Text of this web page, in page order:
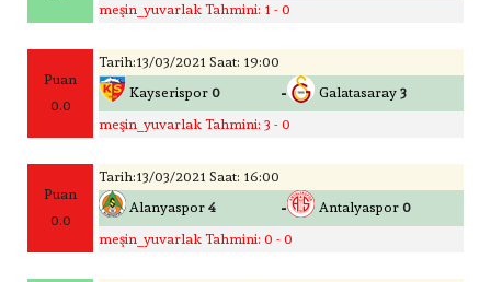
meşin_yuvarlak Tahmini: 1 - 0
Puan
0.0
Tarih:13/03/2021 Saat: 19:00
Kayserispor 0 - Galatasaray 3
meşin_yuvarlak Tahmini: 3 - 0
Puan
0.0
Tarih:13/03/2021 Saat: 16:00
Alanyaspor 4 - Antalyaspor 0
meşin_yuvarlak Tahmini: 0 - 0